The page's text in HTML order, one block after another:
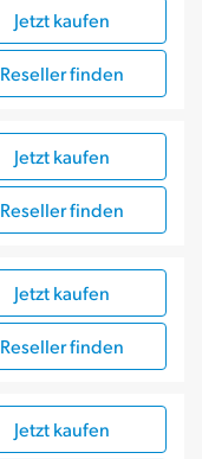
Jetzt kaufen
Reseller finden
Jetzt kaufen
Reseller finden
Jetzt kaufen
Reseller finden
Jetzt kaufen